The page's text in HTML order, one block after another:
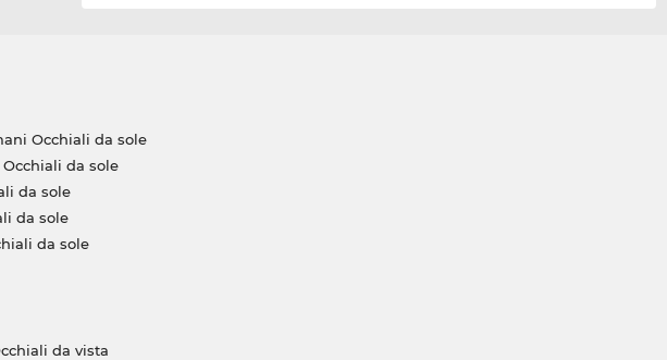
Occhiali da sole
da sole
da sole
da sole
da sole
da vista